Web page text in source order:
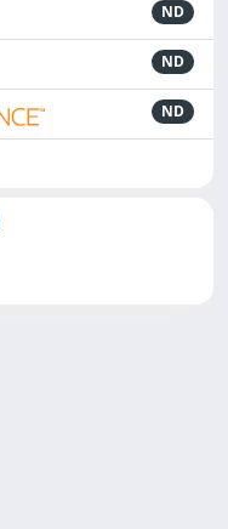
ND
ND
ND